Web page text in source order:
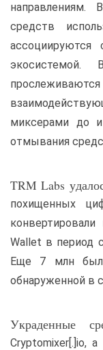
направлениям.
средств
ассоциируются
экосистемой.
миксерами до
отмывания
TRM Labs
похищенных
Wallet в период
Еще 7 млн
обнаруженной в
Украденные
Cryptomixer[.]io,